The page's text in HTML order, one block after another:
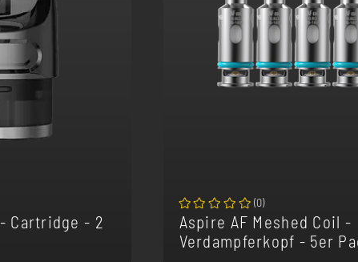
Cartridge - 2
(0)
Aspire AF Meshed Coil -
Verdampferkopf - 5er